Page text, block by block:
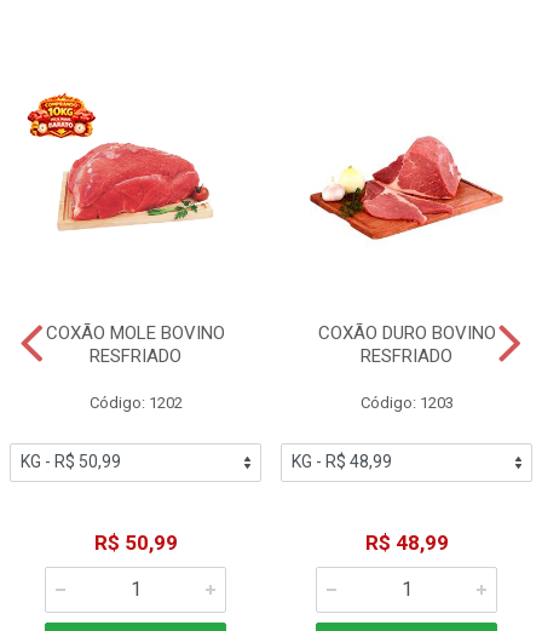
COXÃO MOLE BOVINO
RESFRIADO
Código: 1202
R$ 50,99
COXÃO DURO BOVINO
RESFRIADO
Código: 1203
R$ 48,99